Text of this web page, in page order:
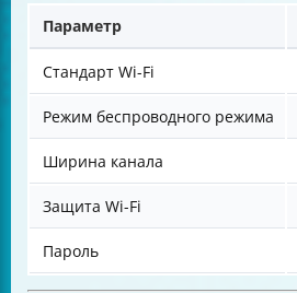
Параметр
Стандарт Wi-Fi
Режим беспроводного режима
Ширина канала
Защита Wi-Fi
Пароль